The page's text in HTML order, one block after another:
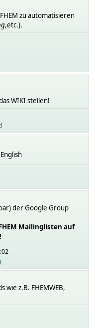
zu automatisieren
,etc.).
WIKI stellen!
der Google Group
Mailinglisten auf
wie z.B. FHEMWEB,